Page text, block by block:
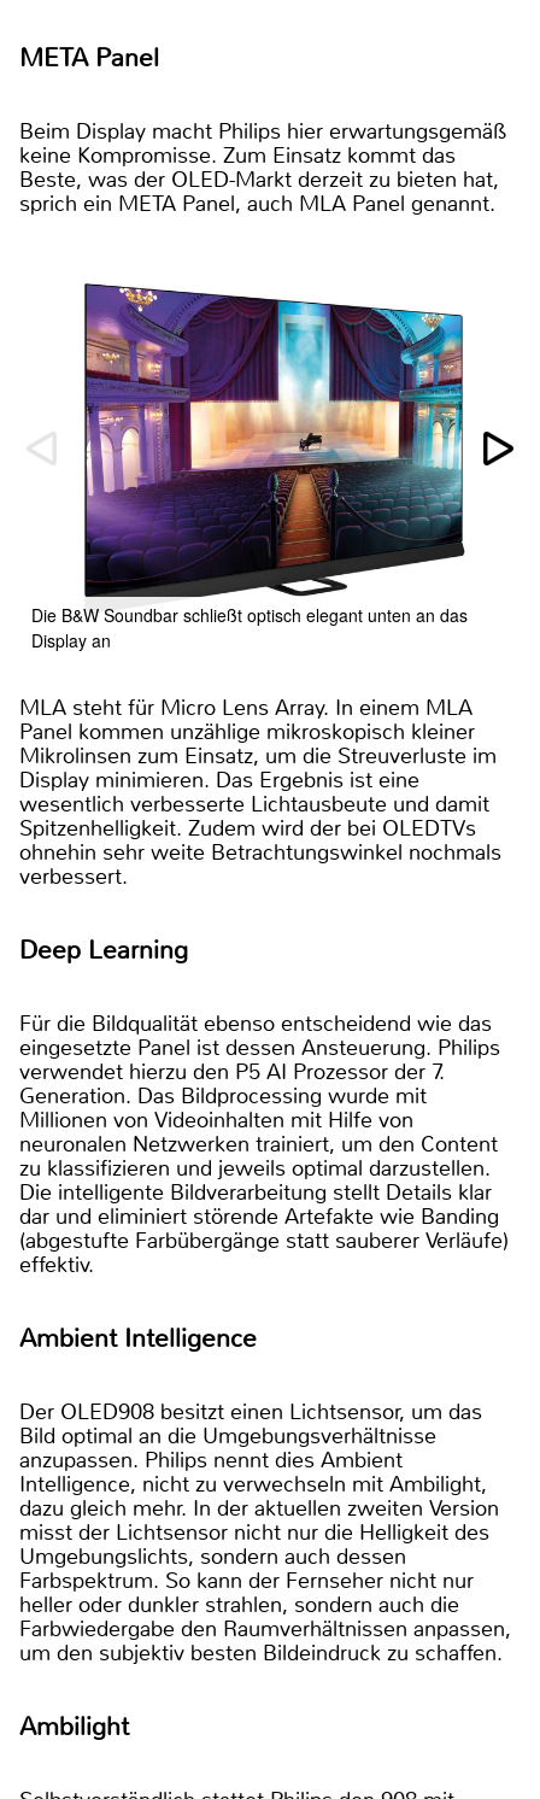
META Panel
Beim Display macht Philips hier erwartungsgemäß
keine Kompromisse. Zum Einsatz kommt das
Beste, was der OLED-Markt derzeit zu bieten hat,
sprich ein META Panel, auch MLA Panel genannt.
Die B&W Soundbar schließt optisch elegant unten an das
Display an
MLA steht für Micro Lens Array. In einem MLA
Panel kommen unzählige mikroskopisch kleiner
Mikrolinsen zum Einsatz, um die Streuverluste im
Display minimieren. Das Ergebnis ist eine
wesentlich verbesserte Lichtausbeute und damit
Spitzenhelligkeit. Zudem wird der bei OLEDTVs
ohnehin sehr weite Betrachtungswinkel nochmals
verbessert.
Deep Learning
Für die Bildqualität ebenso entscheidend wie das
eingesetzte Panel ist dessen Ansteuerung. Philips
verwendet hierzu den P5 AI Prozessor der 7.
Generation. Das Bildprocessing wurde mit
Millionen von Videoinhalten mit Hilfe von
neuronalen Netzwerken trainiert, um den Content
zu klassifizieren und jeweils optimal darzustellen.
Die intelligente Bildverarbeitung stellt Details klar
dar und eliminiert störende Artefakte wie Banding
(abgestufte Farbübergänge statt sauberer Verläufe)
effektiv.
Ambient Intelligence
Der OLED908 besitzt einen Lichtsensor, um das
Bild optimal an die Umgebungsverhältnisse
anzupassen. Philips nennt dies Ambient
Intelligence, nicht zu verwechseln mit Ambilight,
dazu gleich mehr. In der aktuellen zweiten Version
misst der Lichtsensor nicht nur die Helligkeit des
Umgebungslichts, sondern auch dessen
Farbspektrum. So kann der Fernseher nicht nur
heller oder dunkler strahlen, sondern auch die
Farbwiedergabe den Raumverhältnissen anpassen,
um den subjektiv besten Bildeindruck zu schaffen.
Ambilight